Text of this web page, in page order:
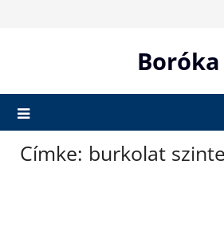
Boróka
Címke: burkolat